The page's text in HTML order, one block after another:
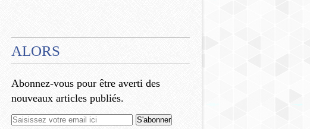
ALORS
Abonnez-vous pour être averti des
nouveaux articles publiés.